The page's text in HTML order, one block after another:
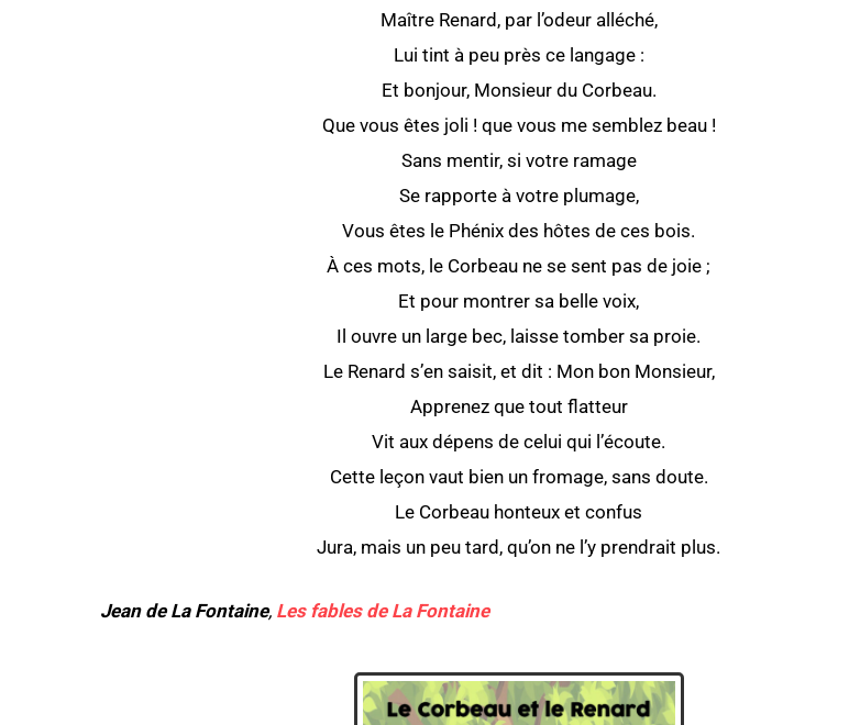
Maître Renard, par l’odeur alléché,
Lui tint à peu près ce langage :
Et bonjour, Monsieur du Corbeau.
Que vous êtes joli ! que vous me semblez beau !
Sans mentir, si votre ramage
Se rapporte à votre plumage,
Vous êtes le Phénix des hôtes de ces bois.
À ces mots, le Corbeau ne se sent pas de joie ;
Et pour montrer sa belle voix,
Il ouvre un large bec, laisse tomber sa proie.
Le Renard s’en saisit, et dit : Mon bon Monsieur,
Apprenez que tout flatteur
Vit aux dépens de celui qui l’écoute.
Cette leçon vaut bien un fromage, sans doute.
Le Corbeau honteux et confus
Jura, mais un peu tard, qu’on ne l’y prendrait plus.
Jean de La Fontaine, Les fables de La Fontaine